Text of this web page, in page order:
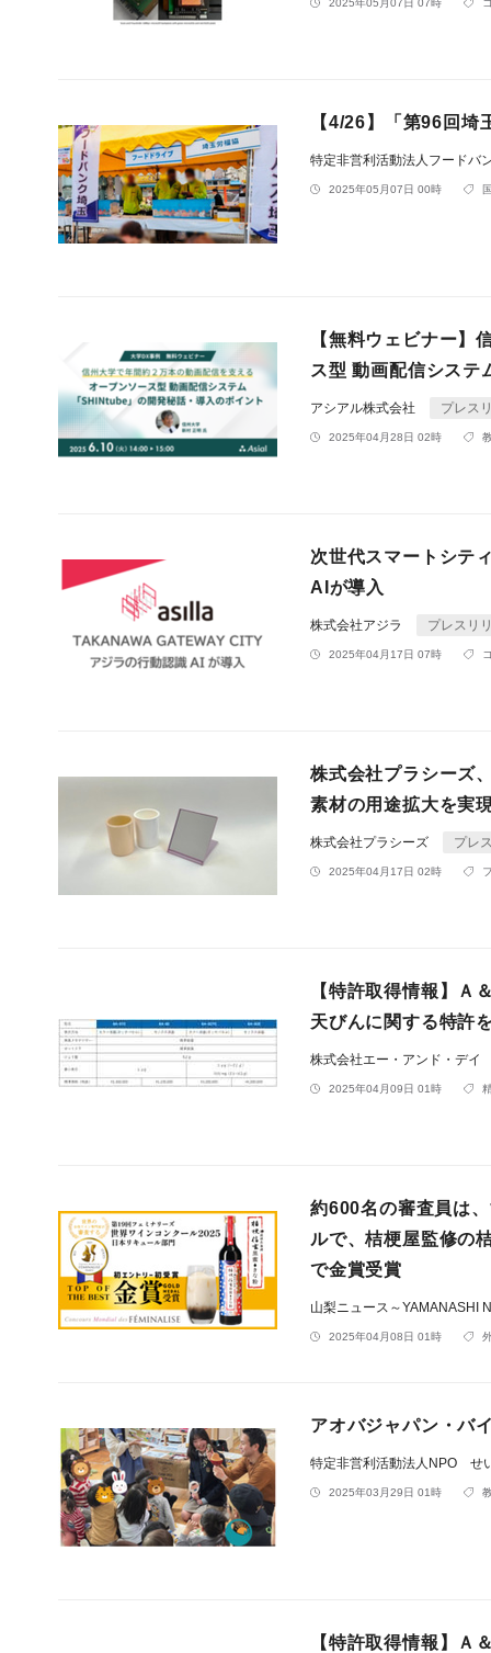
2025年05月07日 07時
【4/26】「第96回
特定非営利活動法人フードバ
2025年05月07日 00時
【無料ウェビナー】
ス型 動画配信シス
アシアル株式会社 プレス
2025年04月28日 02時
次世代スマートシテ
AIが導入
株式会社アジラ プレスリ
2025年04月17日 07時
株式会社プラシーズ
素材の用途拡大を実
株式会社プラシーズ プレ
2025年04月17日 02時
【特許取得情報】Ａ
天びんに関する特許
株式会社エー・アンド・デイ
2025年04月09日 01時
約600名の審査員は
ルで、桔梗屋監修の
で金賞受賞
山梨ニュース～YAMANASHI
2025年04月08日 01時
アオバジャパン・バ
特定非営利活動法人NPO せ
2025年03月29日 01時
【特許取得情報】Ａ